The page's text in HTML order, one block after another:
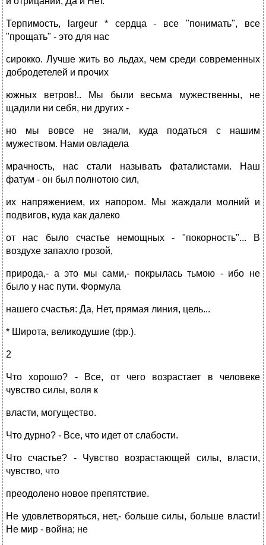
Терпимость, largeur * сердца - все "понимать", все
"прощать" - это для нас
сирокко. Лучше жить во льдах, чем среди современных
добродетелей и прочих
южных ветров!.. Мы были весьма мужественны, не
щадили ни себя, ни других -
но мы вовсе не знали, куда податься с нашим
мужеством. Нами овладела
мрачность, нас стали называть фаталистами. Наш
фатум - он был полнотою сил,
их напряжением, их напором. Мы жаждали молний и
подвигов, куда как далеко
от нас было счастье немощных - "покорность"... В
воздухе запахло грозой,
природа,- а это мы сами,- покрылась тьмою - ибо не
было у нас пути. Формула
нашего счастья: Да, Нет, прямая линия, цель...
* Широта, великодушие (фр.).
2
Что хорошо? - Все, от чего возрастает в человеке
чувство силы, воля к
власти, могущество.
Что дурно? - Все, что идет от слабости.
Что счастье? - Чувство возрастающей силы, власти,
чувство, что
преодолено новое препятствие.
Не удовлетворяться, нет,- больше силы, больше власти!
Не мир - война; не